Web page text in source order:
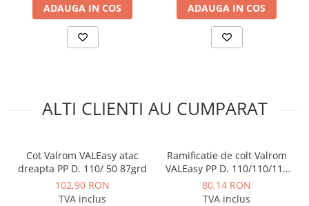
Canalizare pluviala
Distributie apa
Instalatii de gaz
Vane de gaz si robineti
Izolatii tehnice
Izolatii pentru aer conditionat
Izolatii pentru sisteme solare
ADAUGA IN COS ADAUGA IN COS
ALTI CLIENTI AU CUMPARAT
Cot Valrom VALEasy atac
dreapta PP D. 110/ 50 87grd
102,90 RON
TVA inclus
Ramificatie de colt Valrom
VALEasy PP D. 110/110/110
67grd
80,14 RON
TVA inclus